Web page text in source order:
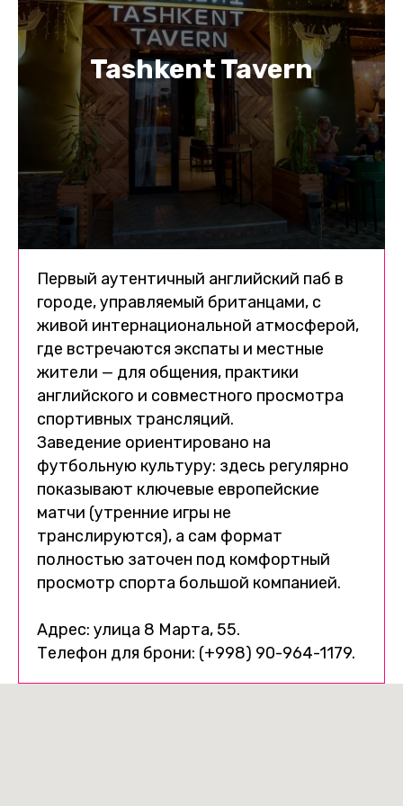
Tashkent Tavern
Первый аутентичный английский паб в
городе, управляемый британцами, с
живой интернациональной атмосферой,
где встречаются экспаты и местные
жители — для общения, практики
английского и совместного просмотра
спортивных трансляций.
Заведение ориентировано на
футбольную культуру: здесь регулярно
показывают ключевые европейские
матчи (утренние игры не
транслируются), а сам формат
полностью заточен под комфортный
просмотр спорта большой компанией.
Адрес: улица 8 Марта, 55.
Телефон для брони: (+998) 90-964-1179.